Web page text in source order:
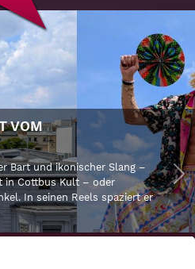
VOM
Bart und ikonischer Slang –
in Cottbus Kult – oder
In seinen Reels spaziert er